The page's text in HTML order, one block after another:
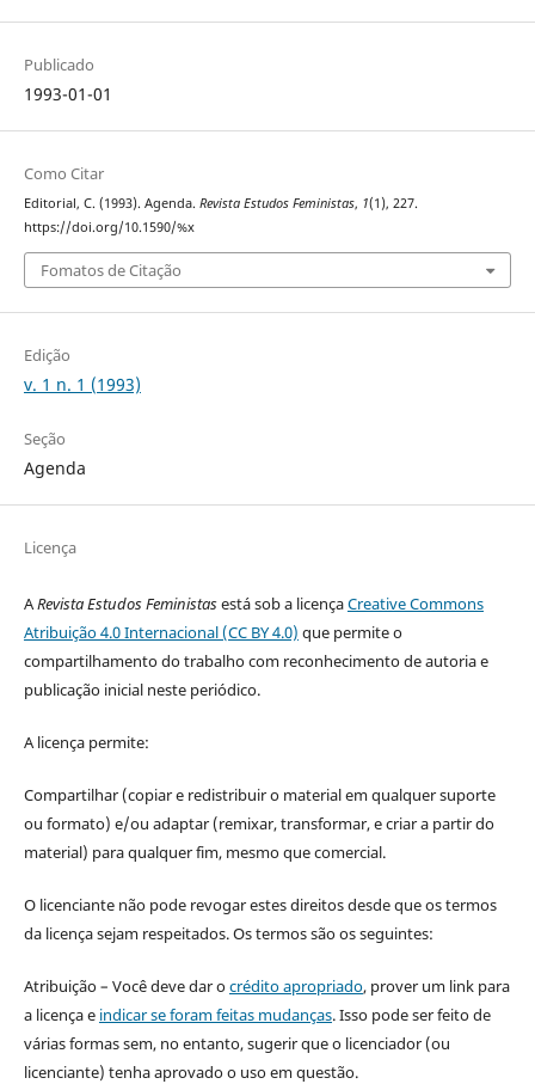
Publicado
1993-01-01
Como Citar
Editorial, C. (1993). Agenda. Revista Estudos Feministas, 1(1), 227.
https://doi.org/10.1590/%x
Fomatos de Citação
Edição
v. 1 n. 1 (1993)
Seção
Agenda
Licença
ARevista Estudos Feministasestá sob a licençaCreative Commons
Atribuição 4.0 Internacional (CC BY 4.0) que permite o
compartilhamento do trabalho com reconhecimento de autoria e
publicação inicial neste periódico.
A licença permite:
Compartilhar (copiar e redistribuir o material em qualquer suporte
ou formato) e/ou adaptar (remixar, transformar, e criar a partir do
material) para qualquer fim, mesmo que comercial.
O licenciante não pode revogar estes direitos desde que os termos
da licença sejam respeitados. Os termos são os seguintes:
Atribuição – Você deve dar ocrédito apropriado, prover um link para
a licença e indicar se foram feitas mudanças. Isso pode ser feito de
várias formas sem, no entanto, sugerir que o licenciador (ou
licenciante) tenha aprovado o uso em questão.